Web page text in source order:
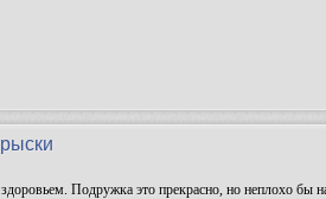
Подружка это прекрасно, но неплохо